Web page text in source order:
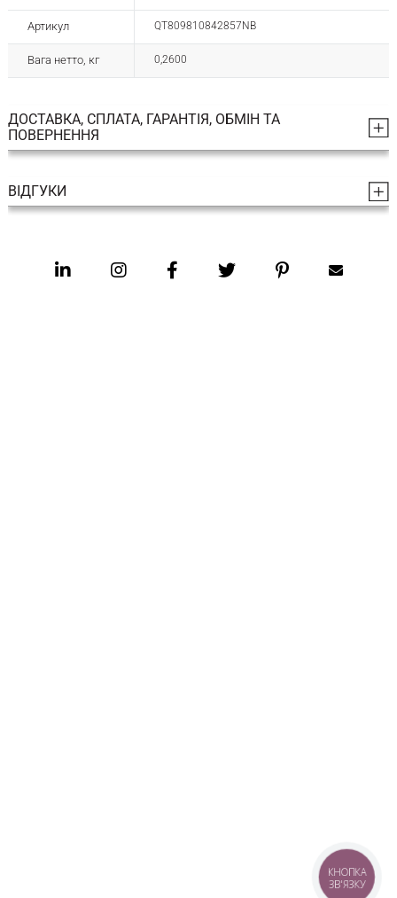
Артикул QT809810842857NB
Вага нетто, кг 0,2600
ДОСТАВКА, СПЛАТА, ГАРАНТІЯ, ОБМІН ТА
ПОВЕРНЕННЯ
ВІДГУКИ
КНОПКА
ЗВ'ЯЗКУ